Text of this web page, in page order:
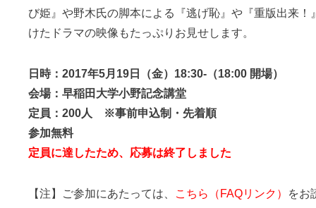
び姫』や野木氏の脚本による『逃げ恥』や『重版出来！
けたドラマの映像もたっぷりお見せします。
日時：2017年5月19日（金）18:30-（18:00 開場）
会場：早稲田大学小野記念講堂
定員：200人 ※事前申込制・先着順
参加無料
定員に達したため、応募は終了しました
【注】ご参加にあたっては、 こちら（FAQリンク） をお